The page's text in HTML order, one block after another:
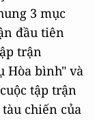
3 mục
đầu tiên
trận
Hòa bình" và
tập trận
chiến của